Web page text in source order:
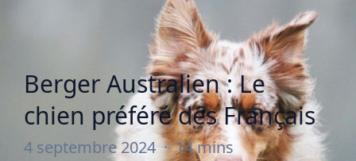
Berger Australien : Le
chien préféré des Français
4 septembre 2024 · 14 mins